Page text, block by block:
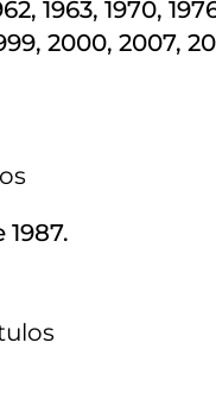
1963, 1970,
2000, 2007,
1987.